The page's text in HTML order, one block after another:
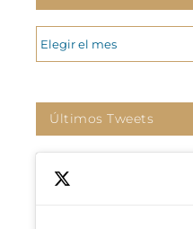
ARCHIVOS
Últimos Tweets